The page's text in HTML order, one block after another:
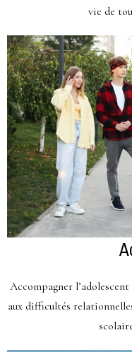
vie de
Accompagner
aux difficultés